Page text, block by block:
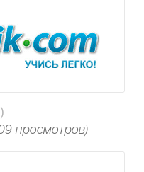
)
просмотров)